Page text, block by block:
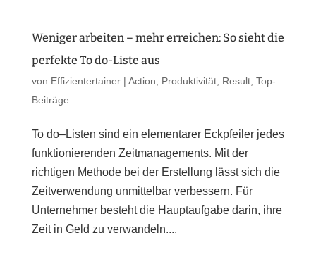
Weniger arbeiten – mehr erreichen: So sieht die
perfekte To do-Liste aus
von Effizientertainer| Action Produktivität, Result, Top-
Beiträge
To do–Listen sind ein elementarer Eckpfeiler jedes
funktionierenden Zeitmanagements. Mit der
richtigen Methode bei der Erstellung lässt sich die
Zeitverwendung unmittelbar verbessern. Für
Unternehmer besteht die Hauptaufgabe darin, ihre
Zeit in Geld zu verwandeln....